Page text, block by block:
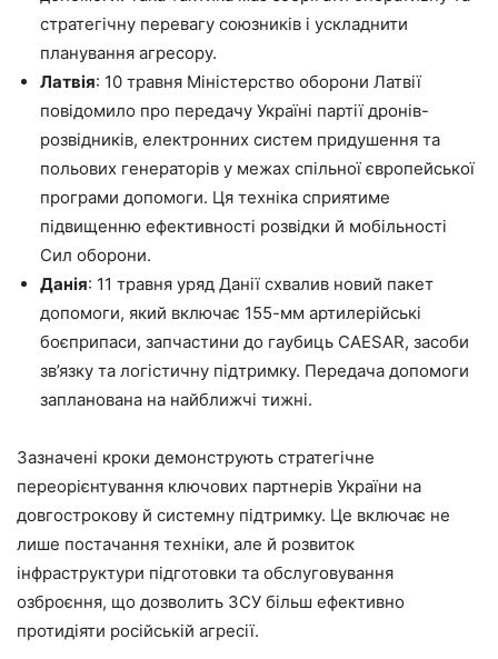
стратегічну перевагу союзників і ускладнити
планування агресору.
Латвія: 10 травня Міністерство оборони Латвії
повідомило про передачу Україні партії дронів-
розвідників, електронних систем придушення та
польових генераторів у межах спільної європейської
програми допомоги. Ця техніка сприятиме
підвищенню ефективності розвідки й мобільності
Сил оборони.
Данія: 11 травня уряд Данії схвалив новий пакет
допомоги, який включає 155-мм артилерійські
боєприпаси, запчастини до гаубиць CAESAR, засоби
зв’язку та логістичну підтримку. Передача допомоги
запланована на найближчі тижні.
Зазначені кроки демонструють стратегічне
переорієнтування ключових партнерів України на
довгострокову й системну підтримку. Це включає не
лише постачання техніки, але й розвиток
інфраструктури підготовки та обслуговування
озброєння, що дозволить ЗСУ більш ефективно
протидіяти російській агресії.